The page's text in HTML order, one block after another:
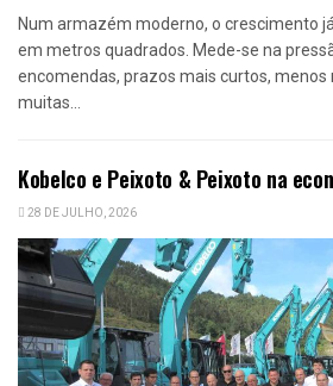
Num armazém moderno, o crescimento
em metros quadrados. Mede-se na
encomendas, prazos mais curtos, menos
muitas...
Kobelco e Peixoto & Peixoto na
28 DE JULHO, 2026